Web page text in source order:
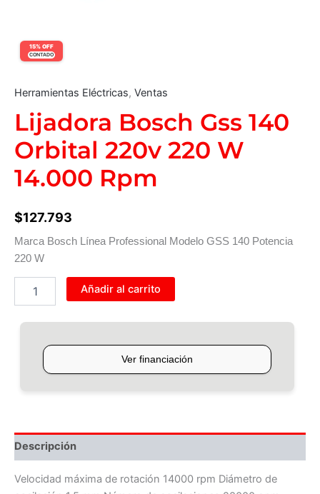
15% OFF
CONTADO
Herramientas Eléctricas, Ventas
Lijadora Bosch Gss 140
Orbital 220v 220 W
14.000 Rpm
$127.793
Marca Bosch Línea Professional Modelo GSS 140 Potencia
220 W
Añadir al carrito
Descripción
Velocidad máxima de rotación 14000 rpm Diámetro de